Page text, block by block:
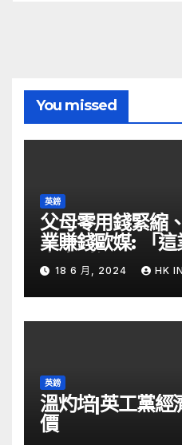
You missed
英鎊
父母零用錢緊縮
業賺錢歐媒: 「
自由財經
18 6 月, 2024 HK
英鎊
溫灼培|英工黨經
價